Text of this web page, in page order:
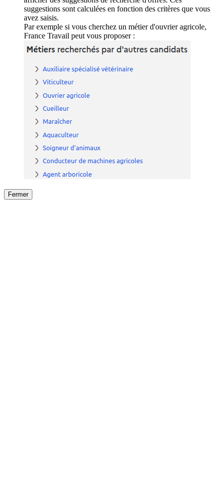
suggestions sont calculées en fonction des critères que vous
avez saisis.
Par exemple si vous cherchez un métier d'ouvrier agricole,
France Travail peut vous proposer :
Fermer